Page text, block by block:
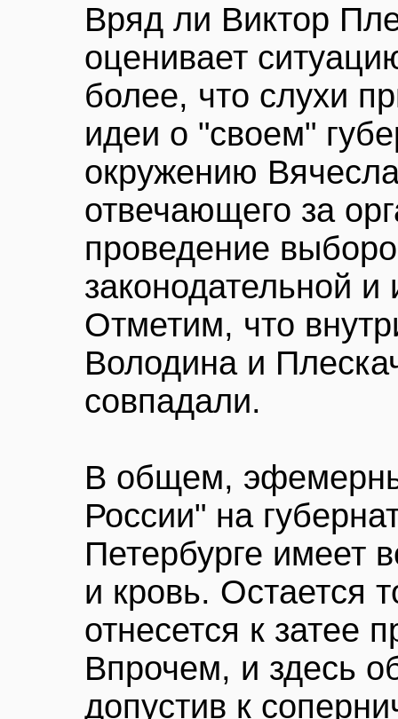
Вряд ли Виктор
оценивает
более, что слухи
идеи о "своем"
окружению
отвечающего за
проведение
законодательной и
Отметим, что
Володина и
совпадали.
В общем,
России" на
Петербурге имеет
и кровь. Остается
отнесется к затее
Впрочем, и здесь
допустив к